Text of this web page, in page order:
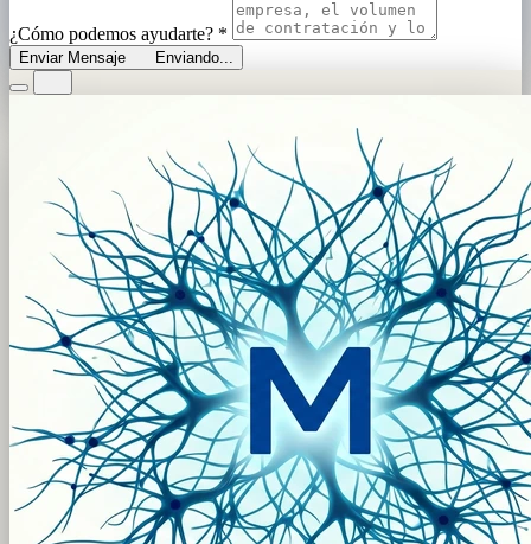
¿Cómo podemos ayudarte? *
Enviar Mensaje Enviando...